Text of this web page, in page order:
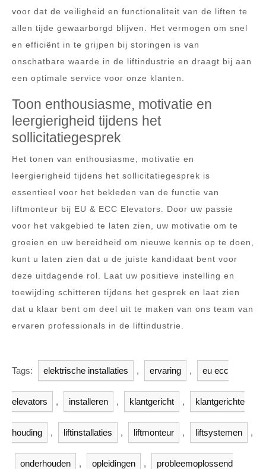
voor dat de veiligheid en functionaliteit van de liften te
allen tijde gewaarborgd blijven. Het vermogen om snel
en efficiënt in te grijpen bij storingen is van
onschatbare waarde in de liftindustrie en draagt bij aan
een optimale service voor onze klanten.
Toon enthousiasme, motivatie en
leergierigheid tijdens het
sollicitatiegesprek
Het tonen van enthousiasme, motivatie en
leergierigheid tijdens het sollicitatiegesprek is
essentieel voor het bekleden van de functie van
liftmonteur bij EU & ECC Elevators. Door uw passie
voor het vakgebied te laten zien, uw motivatie om te
groeien en uw bereidheid om nieuwe kennis op te doen,
kunt u laten zien dat u de juiste kandidaat bent voor
deze uitdagende rol. Laat uw positieve instelling en
toewijding schitteren tijdens het gesprek en laat zien
dat u klaar bent om deel uit te maken van ons team van
ervaren professionals in de liftindustrie.
Tags: elektrische installaties , ervaring , eu ecc
elevators , installeren , klantgericht , klantgerichte
houding , liftinstallaties , liftmonteur , liftsystemen ,
onderhouden , opleidingen , probleemoplossend